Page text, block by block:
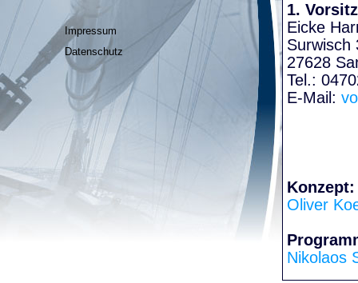
Impressum
Datenschutz
1.
Eicke
Surwisch
27628
Tel.:
E-Mail:
Konzept:
Oliver
Nikolaos